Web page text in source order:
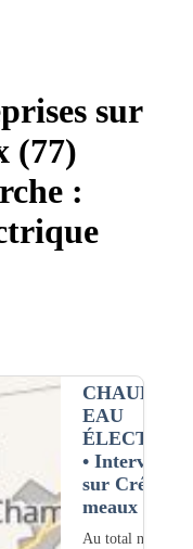
sur
(77)
:
CHAUFFE-
EAU
•
sur Crégy-
meaux (77)
Au total nous